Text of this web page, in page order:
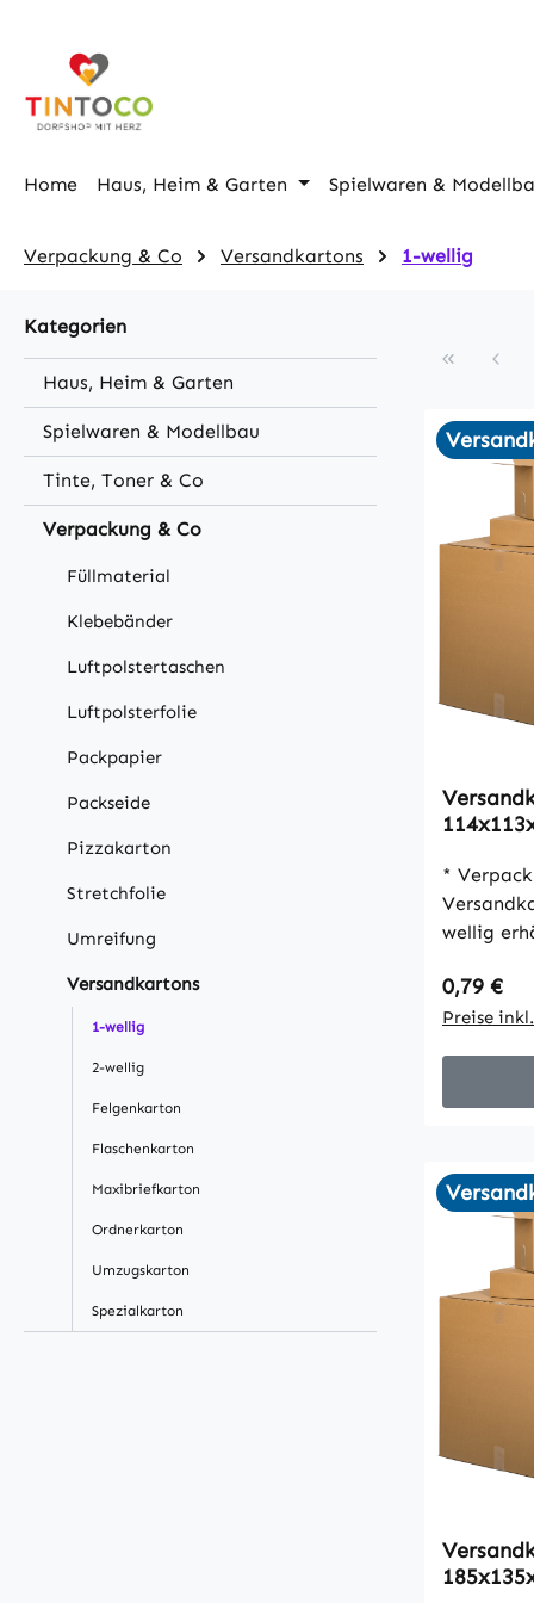
Home Haus, Heim & Garten Spielwaren &
Verpackung & Co Versandkartons 1-wellig
Kategorien
Haus, Heim & Garten
Spielwaren & Modellbau
Tinte, Toner & Co
Verpackung & Co
Füllmaterial
Klebebänder
Luftpolstertaschen
Luftpolsterfolie
Packpapier
Packseide
Pizzakarton
Stretchfolie
Umreifung
Versandkartons
1-wellig
2-wellig
Felgenkarton
Flaschenkarton
Maxibriefkarton
Ordnerkarton
Umzugskarton
Spezialkarton
*
Versandkartons *
wellig erhältlich * für
Stabilität
einfacher
0,79 €
Preise